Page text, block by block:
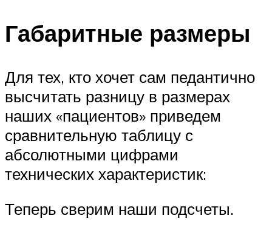
Габаритные размеры
Для тех, кто хочет сам педантично
высчитать разницу в размерах
наших «пациентов» приведем
сравнительную таблицу с
абсолютными цифрами
технических характеристик:
Теперь сверим наши подсчеты.